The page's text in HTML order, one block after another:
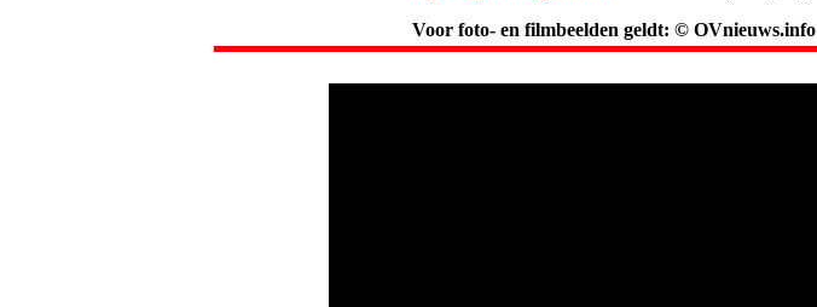
Voor foto- en filmbeelden geldt: © OVnieuws.info